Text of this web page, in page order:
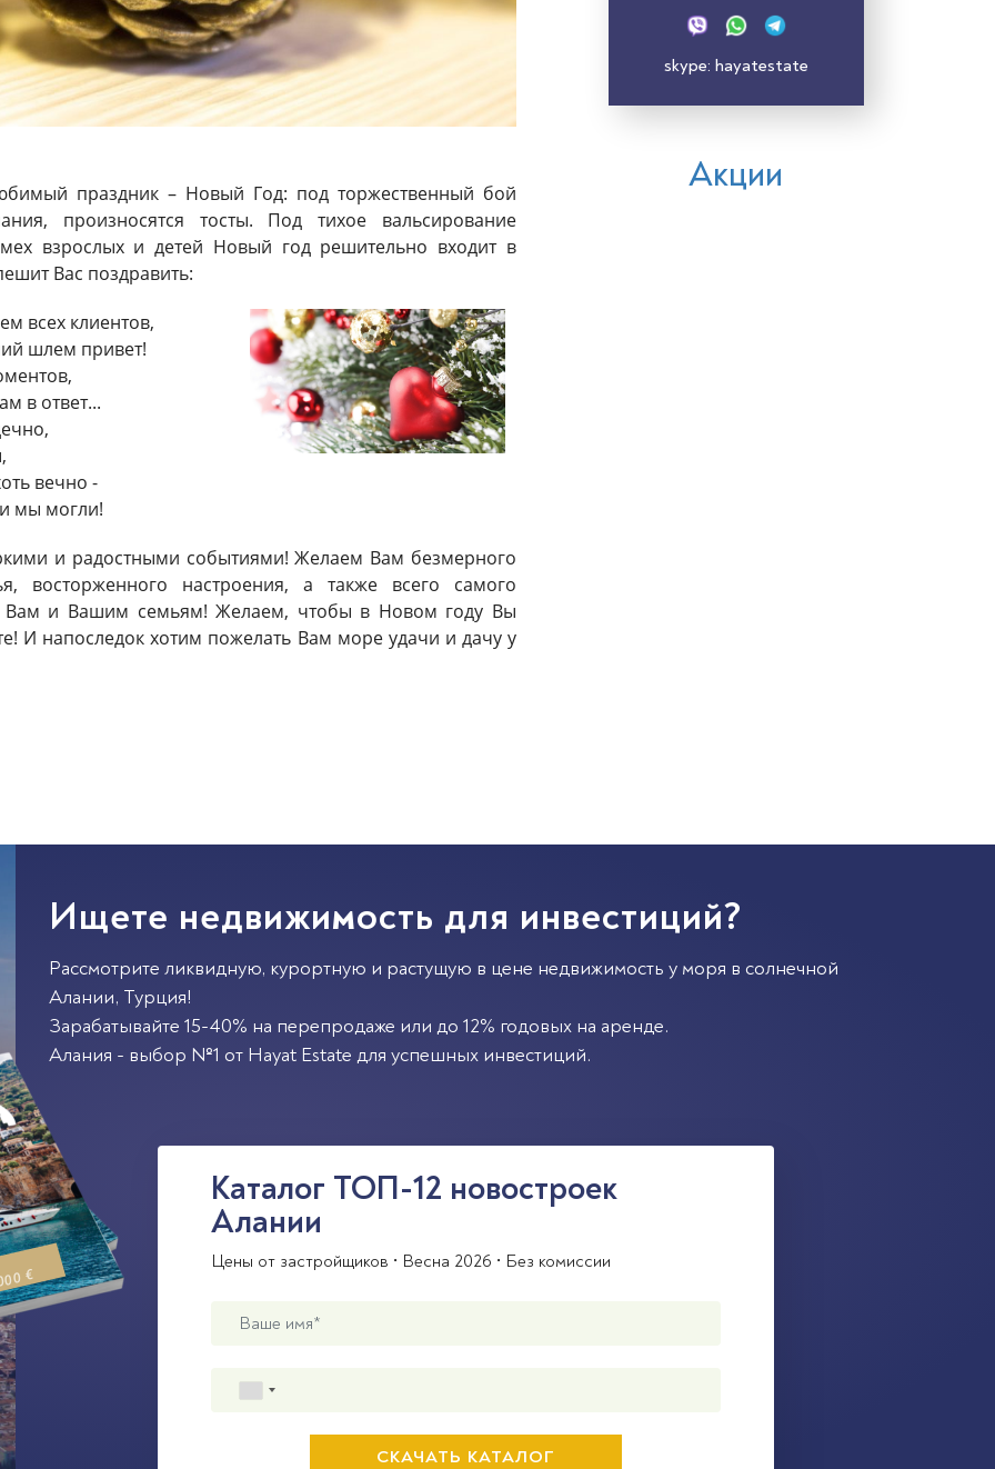
праздник – Новый Год: под торжественный бой
произносятся тосты. Под тихое вальсирование
взрослых и детей Новый год решительно входит в
Вас поздравить:
всех клиентов,
шлем привет!
в ответ...
вечно -
мы могли!
и радостными событиями! Желаем Вам безмерного
восторженного настроения, а также всего самого
Вам и Вашим семьям! Желаем, чтобы в Новом году Вы
И напоследок хотим пожелать Вам море удачи и дачу у
skype: hayatestate
Акции
Ищете недвижимость для инвестиций?
Рассмотрите ликвидную, курортную и растущую в цене недвижимость у моря в солнечной
Алании, Турция!
Зарабатывайте 15-40% на перепродаже или до 12% годовых на аренде.
Алания - выбор №1 от Hayat Estate для успешных инвестиций.
Каталог ТОП-12 новостроек
Алании
Цены от застройщиков • Весна 2026 • Без комиссии
€